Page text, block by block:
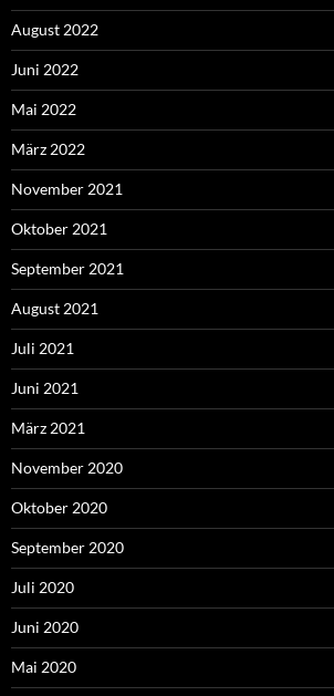
August 2022
Juni 2022
Mai 2022
März 2022
November 2021
Oktober 2021
September 2021
August 2021
Juli 2021
Juni 2021
März 2021
November 2020
Oktober 2020
September 2020
Juli 2020
Juni 2020
Mai 2020